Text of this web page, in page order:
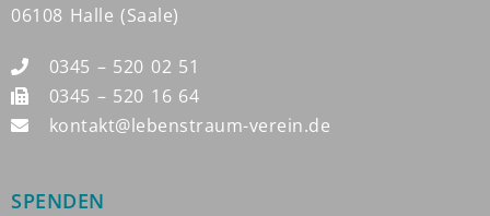
06108 Halle (Saale)
0345 – 520 02 51
0345 – 520 16 64
kontakt@lebenstraum-verein.de
SPENDEN